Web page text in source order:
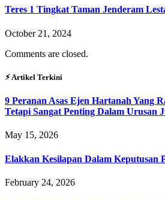
Teres 1 Tingkat Taman Jenderam
October 21, 2024
Comments are closed.
⚡︎ Artikel Terkini
9 Peranan Asas Ejen Hartanah Yang
Tetapi Sangat Penting Dalam Urusan
May 15, 2026
Elakkan Kesilapan Dalam Keputusan
February 24, 2026